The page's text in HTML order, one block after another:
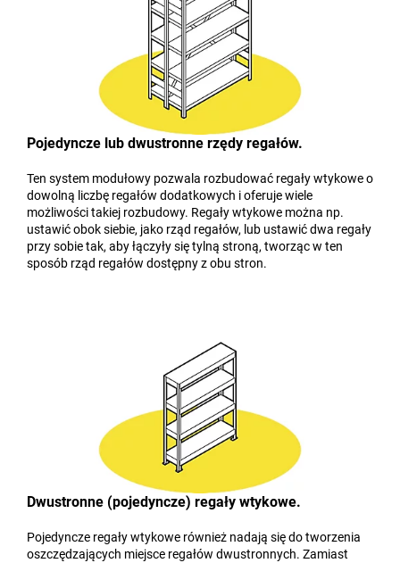
Pojedyncze lub dwustronne rzędy regałów.
Ten system modułowy pozwala rozbudować regały wtykowe o
dowolną liczbę regałów dodatkowych i oferuje wiele
możliwości takiej rozbudowy. Regały wtykowe można np.
ustawić obok siebie, jako rząd regałów, lub ustawić dwa regały
przy sobie tak, aby łączyły się tylną stroną, tworząc w ten
sposób rząd regałów dostępny z obu stron.
Dwustronne (pojedyncze) regały wtykowe.
Pojedyncze regały wtykowe również nadają się do tworzenia
oszczędzających miejsce regałów dwustronnych. Zamiast